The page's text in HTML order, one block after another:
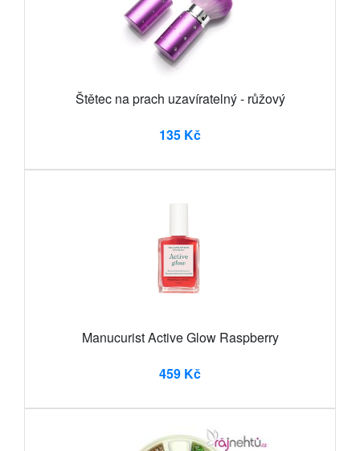
Štětec na prach uzavíratelný - růžový
135 Kč
Manucurist Active Glow Raspberry
459 Kč